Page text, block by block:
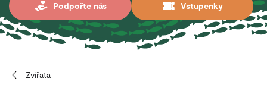
Podpořte nás Vstupenky
Zvířata